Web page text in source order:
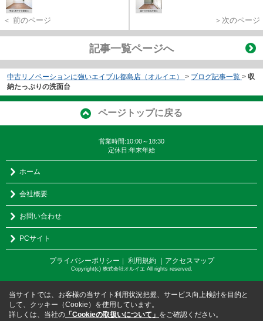
＜ 前のページ ＞次のページ
記事一覧ページへ
中古リノベーションに強いエイブル都島店（オルイエ） > ブログ記事一覧 > 収
納たっぷりの洗面台
ページトップに戻る
営業時間:10:00～18:30
定休日:年末年始
ホーム
会社概要
お問い合わせ
PCサイト
プライバシーポリシー 利用規約 ｜アクセスマップ
Copyright(c) 株式会社オルイエ All rights reserved.
当サイトでは、お客様の当サイト利用状況把握、サービス向上検討を目的と
して、クッキー（Cookie）を使用しています。
詳しくは、当社の 「Cookieの取扱いについて」 をご確認ください。